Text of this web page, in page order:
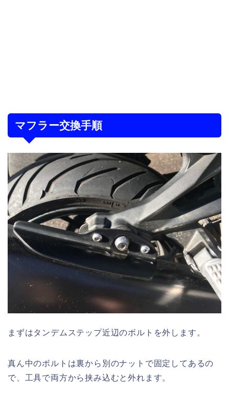
マフラー交換手順
まずはタンデムステップ近辺のボルトを外します。
真ん中のボルトは裏から別のナットで固定してあるの
で、工具で両方から挟み込むと外れます。